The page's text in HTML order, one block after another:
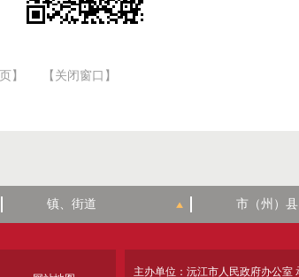
】 【关闭窗口】
主办单位：沅江市人民政府办公室